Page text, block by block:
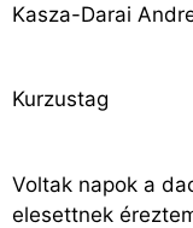
Kasza-Darai
Kurzustag
Voltak napok a
elesettnek